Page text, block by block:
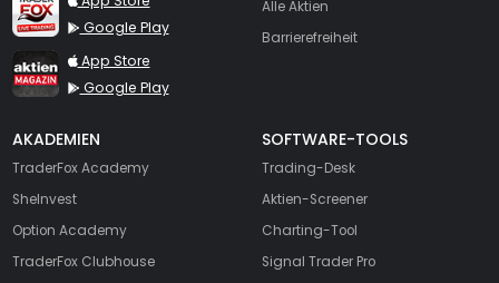
Google Play
TraderFox aktien Magazin
App Store
Google Play
Alle Aktien
Barrierefreiheit
AKADEMIEN
TraderFox Academy
SheInvest
Option Academy
TraderFox Clubhouse
SOFTWARE-TOOLS
Trading-Desk
Aktien-Screener
Charting-Tool
Signal Trader Pro